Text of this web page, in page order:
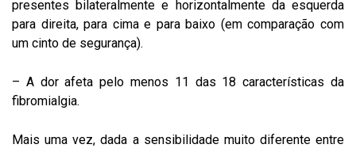
presentes bilateralmente e horizontalmente da esquerda
para direita, para cima e para baixo (em comparação com
um cinto de segurança).
– A dor afeta pelo menos 11 das 18 características da
fibromialgia.
Mais uma vez, dada a sensibilidade muito diferente entre